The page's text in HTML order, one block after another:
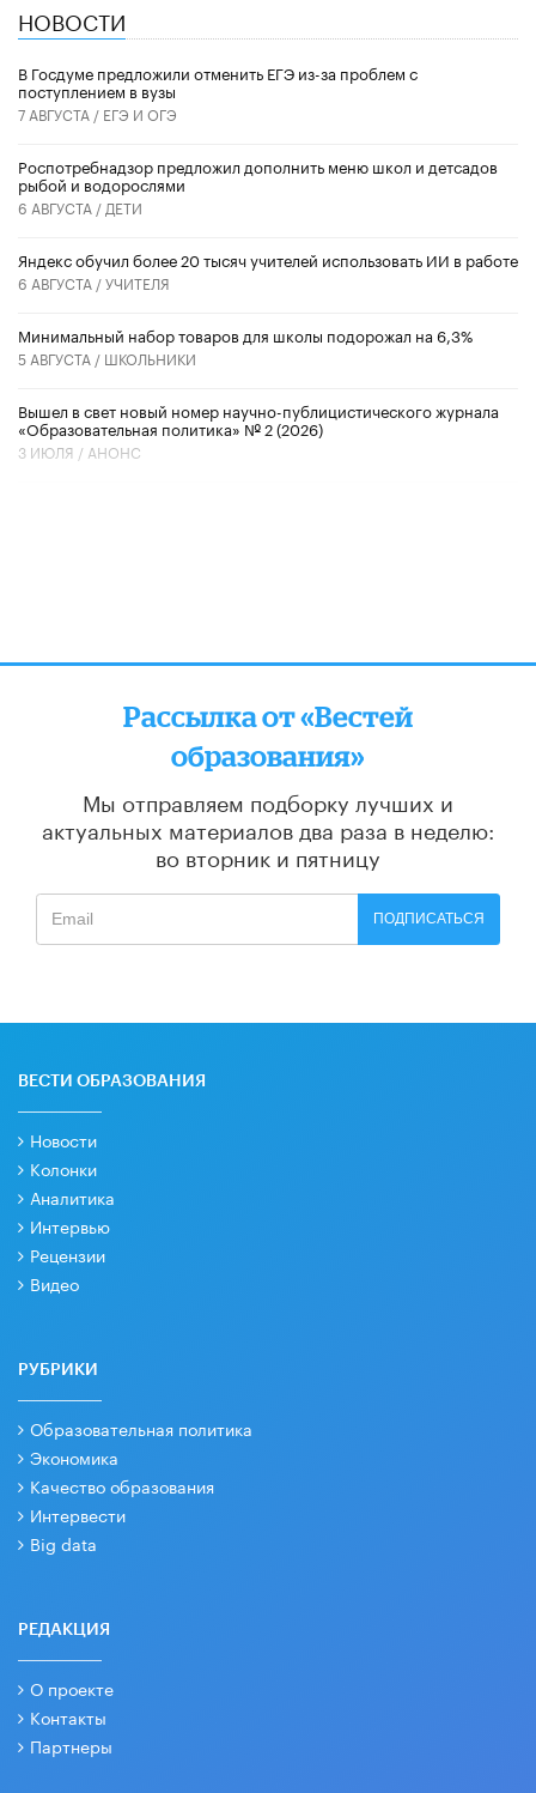
НОВОСТИ
В Госдуме предложили отменить ЕГЭ из-за проблем с
поступлением в вузы
7 АВГУСТА / ЕГЭ И ОГЭ
Роспотребнадзор предложил дополнить меню школ и детсадов
рыбой и водорослями
6 АВГУСТА / ДЕТИ
​Яндекс обучил более 20 тысяч учителей использовать ИИ в работе
6 АВГУСТА /УЧИТЕЛЯ
Минимальный набор товаров для школы подорожал на 6,3%
5 АВГУСТА / ШКОЛЬНИКИ
Вышел в свет новый номер научно-публицистического журнала
«Образовательная политика» № 2 (2026)
3 ИЮЛЯ / АНОНС
Рассылка от «Вестей
образования»
Мы отправляем подборку лучших и
актуальных материалов два раза в неделю:
во вторник и пятницу
ПОДПИСАТЬСЯ
ВЕСТИ ОБРАЗОВАНИЯ
Новости
Колонки
Аналитика
Интервью
Рецензии
Видео
РУБРИКИ
Образовательная политика
Экономика
Качество образования
Интервести
Big data
РЕДАКЦИЯ
О проекте
Контакты
Партнеры